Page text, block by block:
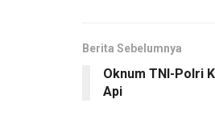
Berita Sebelumnya
Oknum TNI-Polri
Api